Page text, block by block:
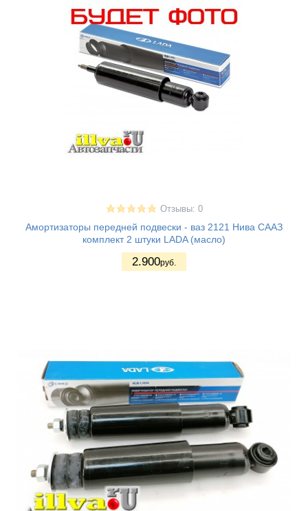
Отзывы: 0
Амортизаторы передней подвески - ваз 2121 Нива СААЗ
комплект 2 штуки LADA (масло)
2.900руб.